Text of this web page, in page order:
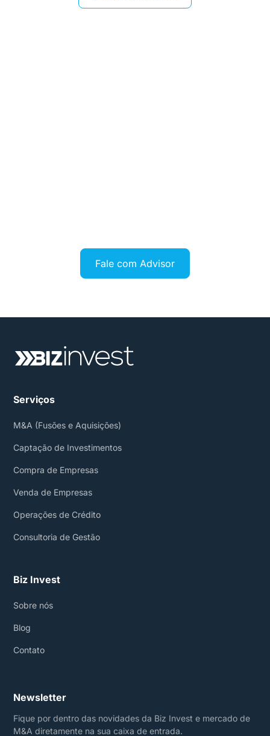
Fale com Advisor
Serviços
M&A (Fusões e Aquisições)
Captação de Investimentos
Compra de Empresas
Venda de Empresas
Operações de Crédito
Consultoria de Gestão
Biz Invest
Sobre nós
Blog
Contato
Newsletter
Fique por dentro das novidades da Biz Invest e mercado de
M&A diretamente na sua caixa de entrada.